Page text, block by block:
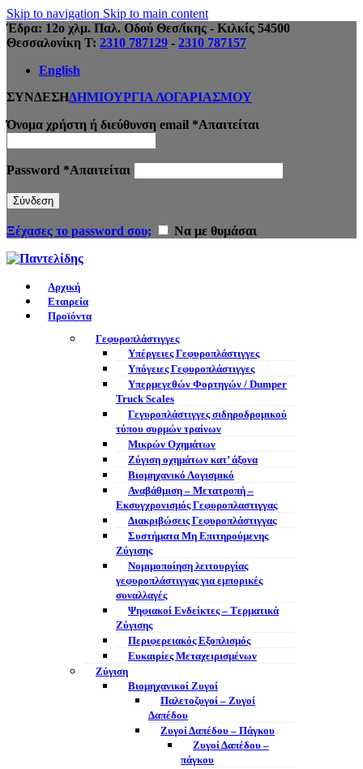
Skip to navigation Skip to main content
Έδρα: 12ο χλμ. Παλ. Οδού Θεσ/ίκης - Κιλκίς 54500
Θεσσαλονίκη Τ: 2310 787129 - 2310 787157
English
ΣΥΝΔΕΣΗΔΗΜΙΟΥΡΓΙΑ ΛΟΓΑΡΙΑΣΜΟΥ
Όνομα χρήστη ή διεύθυνση email *Απαιτείται
Password *Απαιτείται
Σύνδεση
Ξέχασες το password σου; Να με θυμάσαι
Αρχική
Εταιρεία
Προϊόντα
Γεφυροπλάστιγγες
Υπέργειες Γεφυροπλάστιγγες
Υπόγειες Γεφυροπλάστιγγες
Υπερμεγεθών Φορτηγών / Dumper
Truck Scales
Γεγυροπλάστιγγες σιδηροδρομικού
τύπου συρμών τραίνων
Μικρών Οχημάτων
Ζύγιση οχημάτων κατ’ άξονα
Βιομηχανικό Λογισμικό
Αναβάθμιση – Μετατροπή –
Εκσυγχρονισμός Γεφυροπλαστιγγας
Διακριβώσεις Γεφυροπλάστιγγας
Συστήματα Μη Επιτηρούμενης
Ζύγισης
Νομιμοποίηση λειτουργίας
γεφυροπλάστιγγας για εμπορικές
συναλλαγές
Ψηφιακοί Ενδείκτες – Tερματικά
Ζύγισης
Περιφερειακός Εξοπλισμός
Ευκαιρίες Μεταχειρισμένων
Ζύγιση
Βιομηχανικοί Ζυγοί
Παλετοζυγοί – Ζυγοί
Δαπέδου
Ζυγοί Δαπέδου – Πάγκου
Ζυγοί Δαπέδου –
πάγκου